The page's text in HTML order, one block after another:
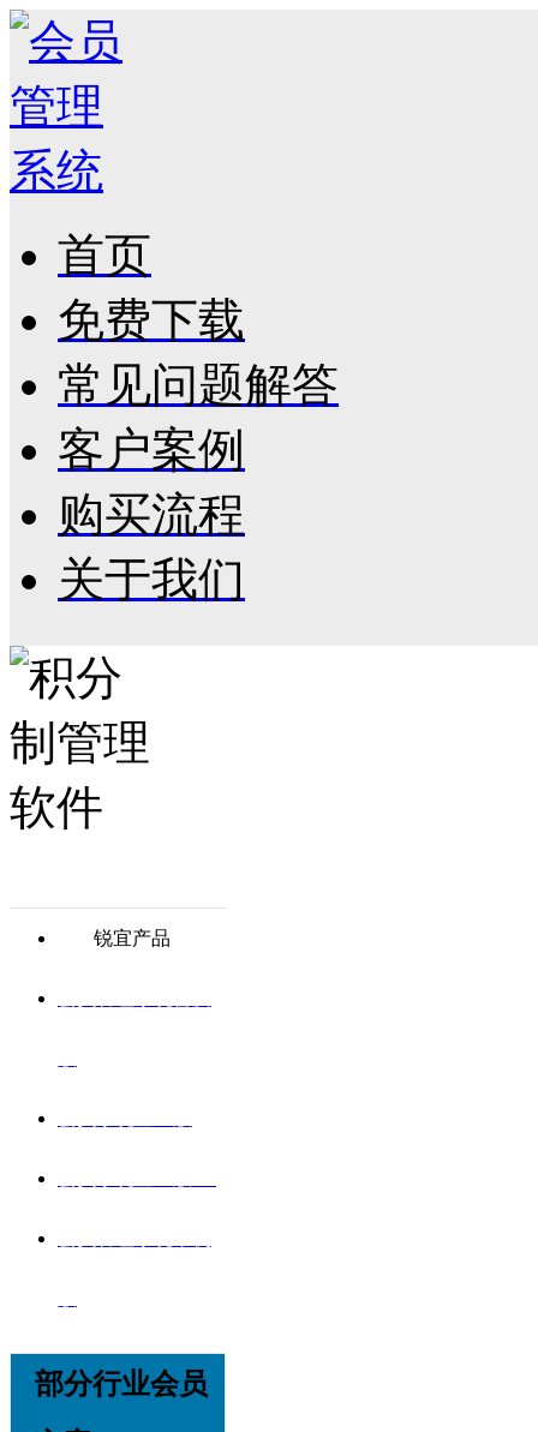
首页
免费下载
常见问题解答
客户案例
购买流程
关于我们
锐宜产品
部分行业会员